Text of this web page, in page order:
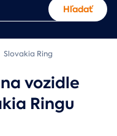
Hľadať
Slovakia Ring
vozidle
Ringu